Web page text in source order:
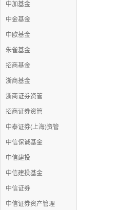
中加基金
中金基金
中欧基金
朱雀基金
招商基金
浙商基金
浙商证券资管
招商证券资管
中泰证券(上海)资管
中信保诚基金
中信建投
中信建投基金
中信证券
中信证券资产管理